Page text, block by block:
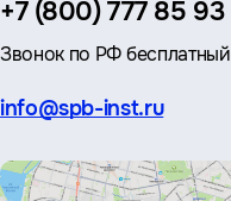
Телефон:
+7 (800) 777 85 93
Звонок по РФ бесплатный
Эл.
info@spb-inst.ru